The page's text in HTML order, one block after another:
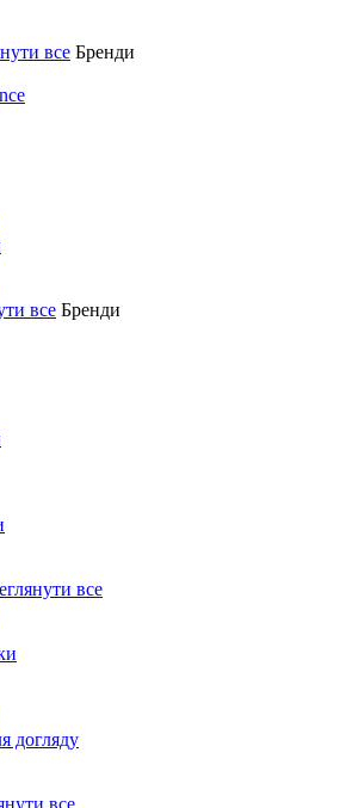
все Бренди
все Бренди
все
догляду
все